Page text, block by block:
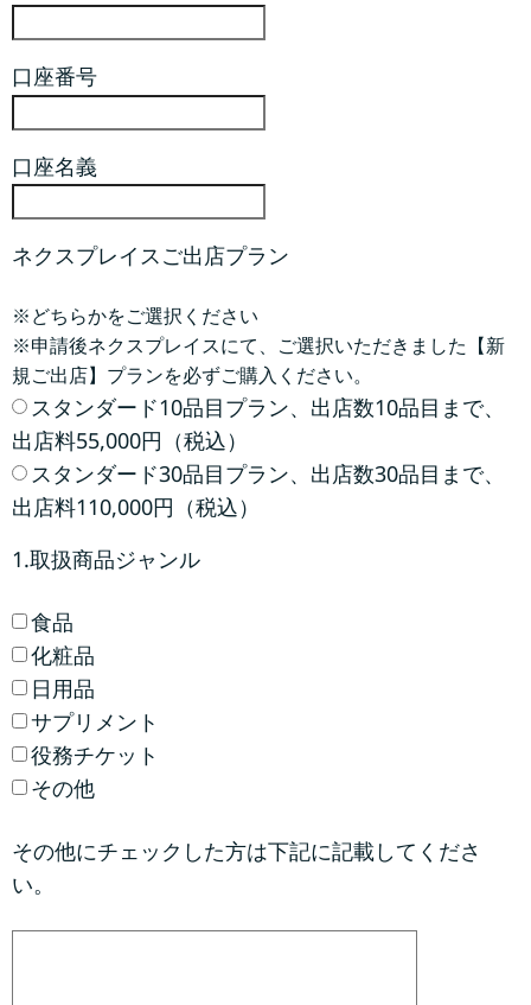
口座番号
口座名義
ネクスプレイスご出店プラン
※どちらかをご選択ください
※申請後ネクスプレイスにて、ご選択いただきました【新
規ご出店】プランを必ずご購入ください。
スタンダード10品目プラン、出店数10品目まで、
出店料55,000円（税込）
スタンダード30品目プラン、出店数30品目まで、
出店料110,000円（税込）
1.取扱商品ジャンル
食品
化粧品
日用品
サプリメント
役務チケット
その他
その他にチェックした方は下記に記載してくださ
い。